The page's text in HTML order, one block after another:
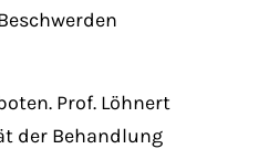
Prof. Löhnert
der Behandlung